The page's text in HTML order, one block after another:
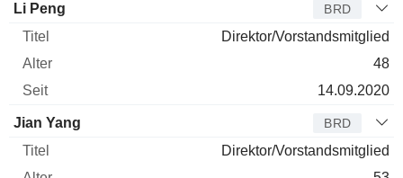
Li Peng BRD
Direktor/Vorstandsmitglied
48
14.09.2020
Jian Yang BRD
Direktor/Vorstandsmitglied